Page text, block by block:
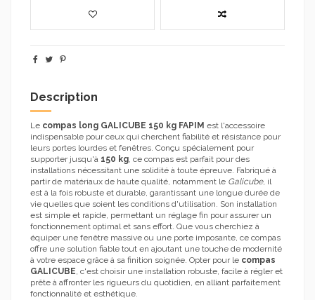
Description
Le compas long GALICUBE 150 kg FAPIM est l'accessoire
indispensable pour ceux qui cherchent fiabilité et résistance pour
leurs portes lourdes et fenêtres. Conçu spécialement pour
supporter jusqu'à 150 kg, ce compas est parfait pour des
installations nécessitant une solidité à toute épreuve. Fabriqué à
partir de matériaux de haute qualité, notamment le Galicube, il
est à la fois robuste et durable, garantissant une longue durée de
vie quelles que soient les conditions d'utilisation. Son installation
est simple et rapide, permettant un réglage fin pour assurer un
fonctionnement optimal et sans effort. Que vous cherchiez à
équiper une fenêtre massive ou une porte imposante, ce compas
offre une solution fiable tout en ajoutant une touche de modernité
à votre espace grâce à sa finition soignée. Opter pour le compas
GALICUBE, c'est choisir une installation robuste, facile à régler et
prête à affronter les rigueurs du quotidien, en alliant parfaitement
fonctionnalité et esthétique.